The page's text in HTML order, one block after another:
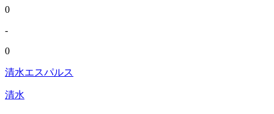
0
-
0
清水エスパルス
清水